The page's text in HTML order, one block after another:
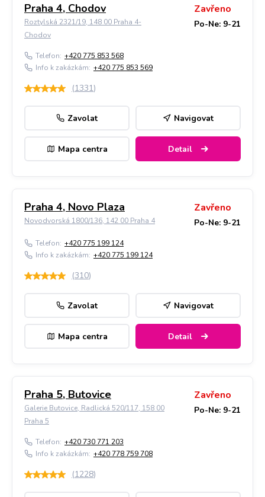
Praha 4, Chodov
Roztylská 2321/19, 148 00 Praha 4-
Chodov
Zavřeno
Po-Ne: 9-21
Telefon: +420 775 853 568
Info k zakázkám: +420 775 853 569
(1331)
Zavolat Navigovat
Mapa centra Detail
Praha 4, Novo Plaza
Novodvorská 1800/136, 142 00 Praha 4
Zavřeno
Po-Ne: 9-21
Telefon: +420 775 199 124
Info k zakázkám: +420 775 199 124
(310)
Zavolat Navigovat
Mapa centra Detail
Praha 5, Butovice
Galerie Butovice, Radlická 520/117, 158 00
Praha 5
Zavřeno
Po-Ne: 9-21
Telefon: +420 730 771 203
Info k zakázkám: +420 778 759 708
(1228)